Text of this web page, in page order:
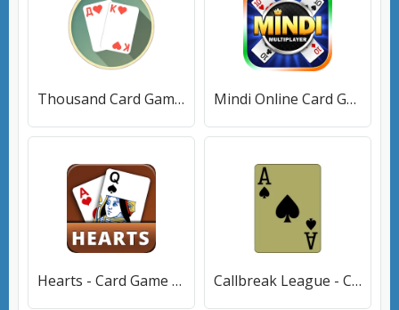
Thousand Card Game (1000) (одна тысяча) [МОД Premium] APK Android Mindi Online Card Game (Минди Онлайн Карточная Игра) [МОД Все открыто] APK Android
Hearts - Card Game (Хартс) [МОД Много денег] APK Android Callbreak League - Card Game (Колбрик Лига) [МОД Premium] APK Android